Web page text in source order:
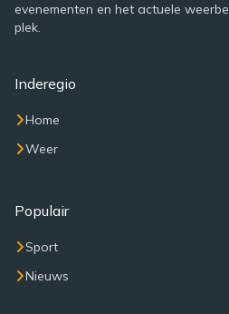
evenementen en het actuele
plek.
Inderegio
Home
Weer
Populair
Sport
Nieuws